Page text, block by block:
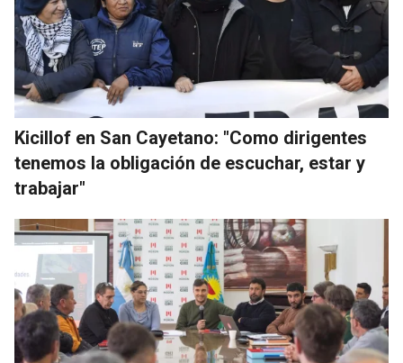
Kicillof en San Cayetano: "Como dirigentes
tenemos la obligación de escuchar, estar y
trabajar"